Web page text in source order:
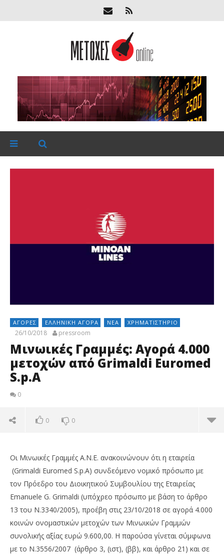
ΑΓΟΡΈΣ ΕΛΛΗΝΙΚΉ ΑΓΟΡΆ ΝΈΑ ΧΡΗΜΑΤΙΣΤΉΡΙΟ
26/10/2018 pressroom
Μινωικές Γραμμές: Αγορά 4.000
μετοχών από Grimaldi Euromed
S.p.A
0
0 0
Οι Μινωικές Γραμμές Α.Ν.Ε. ανακοινώνουν ότι η εταιρεία
(Grimaldi Euromed S.p.A) συνδεόμενο νομικό πρόσωπο με
τον Πρόεδρο του Διοικητικού Συμβουλίου της Εταιρείας
Emanuele G. Grimaldi (υπόχρεο πρόσωπο με βάση το άρθρο
13 του Ν.3340/2005), προέβη στις 23/10/2018 σε αγορά 4.000
κοινών ονομαστικών μετοχών των Μινωικών Γραμμών
συνολικής αξίας ευρώ 9.600,00. H παρούσα γίνεται σύμφωνα
με το Ν.3556/2007 (άρθρο 3, (ιστ), (ββ), και άρθρο 21) και σε